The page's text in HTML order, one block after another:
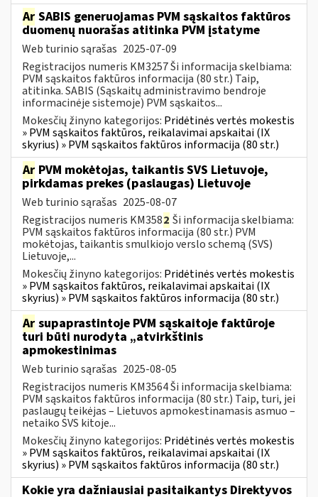
Ar SABIS generuojamas PVM sąskaitos faktūros
duomenų nuorašas atitinka PVM įstatyme
Web turinio sąrašas 2025-07-09
Registracijos numeris KM3257 Ši informacija skelbiama:
PVM sąskaitos faktūros informacija (80 str.) Taip,
atitinka. SABIS (Sąskaitų administravimo bendroje
informacinėje sistemoje) PVM sąskaitos...
Mokesčių žinyno kategorijos: Pridėtinės vertės mokestis
» PVM sąskaitos faktūros, reikalavimai apskaitai (IX
skyrius) » PVM sąskaitos faktūros informacija (80 str.)
Ar PVM mokėtojas, taikantis SVS Lietuvoje,
pirkdamas prekes (paslaugas) Lietuvoje
Web turinio sąrašas 2025-08-07
Registracijos numeris KM3582 Ši informacija skelbiama:
PVM sąskaitos faktūros informacija (80 str.) PVM
mokėtojas, taikantis smulkiojo verslo schemą (SVS)
Lietuvoje,...
Mokesčių žinyno kategorijos: Pridėtinės vertės mokestis
» PVM sąskaitos faktūros, reikalavimai apskaitai (IX
skyrius) » PVM sąskaitos faktūros informacija (80 str.)
Ar supaprastintoje PVM sąskaitoje faktūroje
turi būti nurodyta „atvirkštinis
apmokestinimas
Web turinio sąrašas 2025-08-05
Registracijos numeris KM3564 Ši informacija skelbiama:
PVM sąskaitos faktūros informacija (80 str.) Taip, turi, jei
paslaugų teikėjas – Lietuvos apmokestinamasis asmuo –
netaiko SVS kitoje...
Mokesčių žinyno kategorijos: Pridėtinės vertės mokestis
» PVM sąskaitos faktūros, reikalavimai apskaitai (IX
skyrius) » PVM sąskaitos faktūros informacija (80 str.)
Kokie yra dažniausiai pasitaikantys Direktyvos